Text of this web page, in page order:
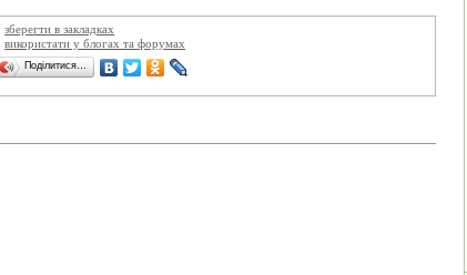
зберегти в закладках
використати у блогах та форумах
Поділитися…